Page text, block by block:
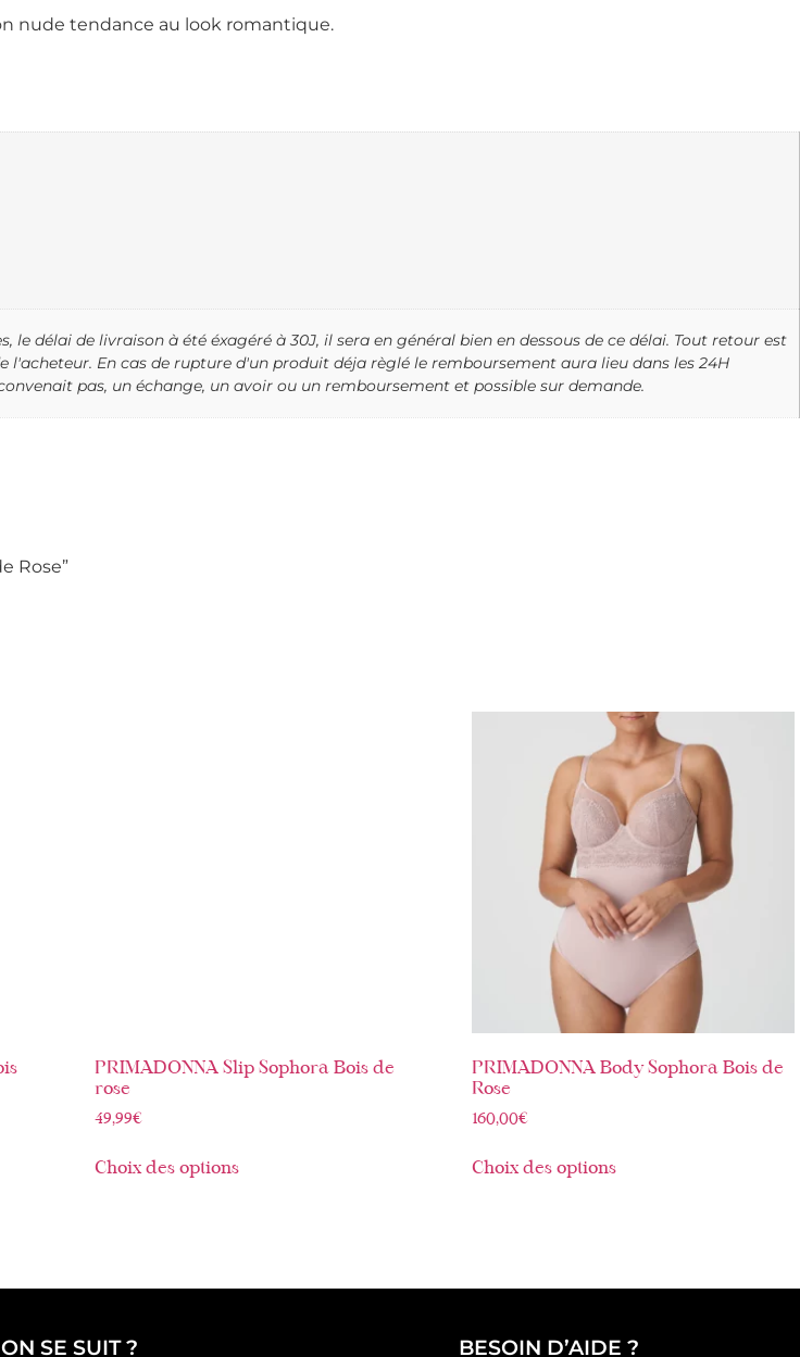
nude tendance au look romantique.
délai de livraison à été éxagéré à 30J, il sera en général bien en dessous de ce délai. Tout retour est
l'acheteur. En cas de rupture d'un produit déja règlé le remboursement aura lieu dans les 24H
pas, un échange, un avoir ou un remboursement et possible sur demande.
Rose”
PRIMADONNA Slip Sophora Bois de
rose
49,99€
Choix des options
PRIMADONNA Body Sophora Bois de
Rose
160,00€
Choix des options
ON SE SUIT ? BESOIN D’AIDE ?